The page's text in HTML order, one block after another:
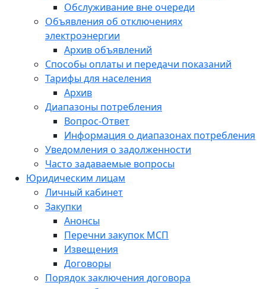
Обслуживание вне очереди
Объявления об отключениях
электроэнергии
Архив объявлений
Способы оплаты и передачи показаний
Тарифы для населения
Архив
Диапазоны потребления
Вопрос-Ответ
Информация о диапазонах потребления
Уведомления о задолженности
Часто задаваемые вопросы
Юридическим лицам
Личный кабинет
Закупки
Анонсы
Перечни закупок МСП
Извещения
Договоры
Порядок заключения договора